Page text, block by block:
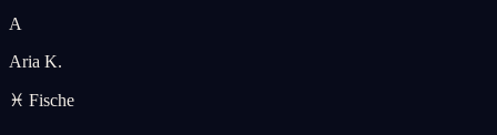
A
Aria K.
♓ Fische